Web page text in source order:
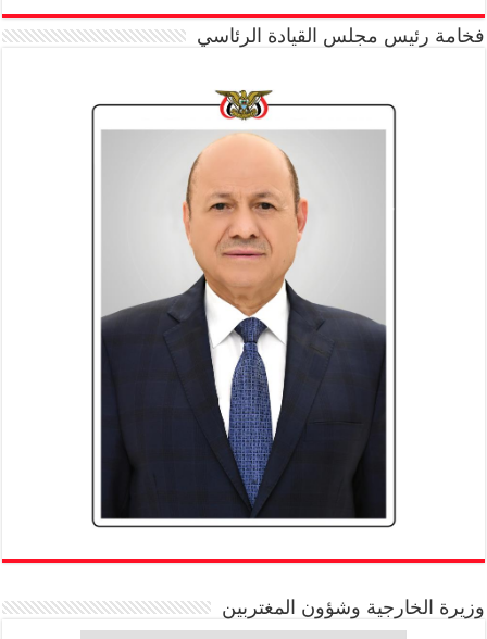
فخامة رئيس مجلس القيادة الرئاسي
وزيرة الخارجية وشؤون المغتربين